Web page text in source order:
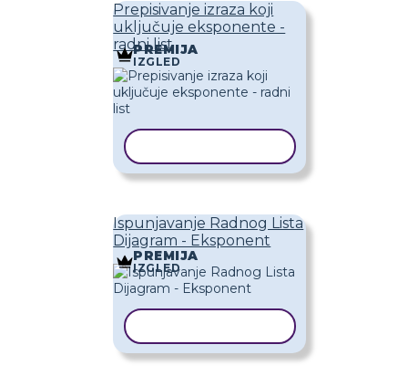
Prepisivanje izraza koji
uključuje eksponente -
radni list
PREMIJA
IZGLED
Ispunjavanje Radnog Lista
Dijagram - Eksponent
PREMIJA
IZGLED